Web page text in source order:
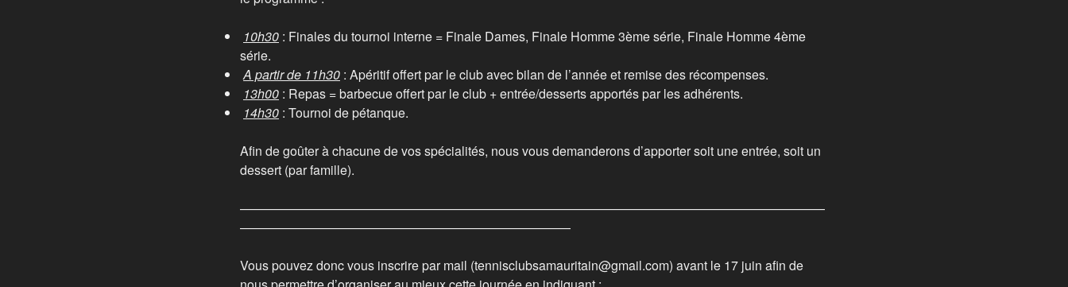
10h30 : Finales du tournoi interne = Finale Dames, Finale Homme 3ème série, Finale Homme 4ème
série.
A partir de 11h30 : Apéritif offert par le club avec bilan de l’année et remise des récompenses.
13h00 : Repas = barbecue offert par le club + entrée/desserts apportés par les adhérents.
14h30 : Tournoi de pétanque.
Afin de goûter à chacune de vos spécialités, nous vous demanderons d’apporter soit une entrée, soit un
dessert (par famille).
——————————————————————————————————————————————
——————————————————————————
Vous pouvez donc vous inscrire par mail (tennisclubsamauritain@gmail.com) avant le 17 juin afin de